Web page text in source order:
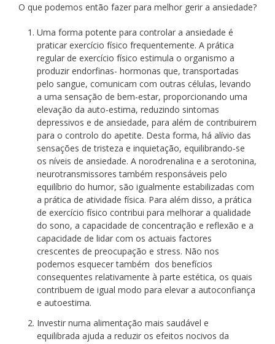
O que podemos então fazer para melhor gerir a ansiedade?
Uma forma potente para controlar a ansiedade é
praticar exercício físico frequentemente. A prática
regular de exercício físico estimula o organismo a
produzir endorfinas- hormonas que, transportadas
pelo sangue, comunicam com outras células, levando
a uma sensação de bem-estar, proporcionando uma
elevação da auto-estima, reduzindo sintomas
depressivos e de ansiedade, para além de contribuirem
para o controlo do apetite. Desta forma, há alívio das
sensações de tristeza e inquietação, equilibrando-se
os níveis de ansiedade. A norodrenalina e a serotonina,
neurotransmissores também responsáveis pelo
equilíbrio do humor, são igualmente estabilizadas com
a prática de atividade física. Para além disso, a prática
de exercício físico contribui para melhorar a qualidade
do sono, a capacidade de concentração e reflexão e a
capacidade de lidar com os actuais factores
crescentes de preocupação e stress. Não nos
podemos esquecer também dos benefícios
consequentes relativamente à parte estética, os quais
contribuem de igual modo para elevar a autoconfiança
e autoestima.
Investir numa alimentação mais saudável e
equilibrada ajuda a reduzir os efeitos nocivos da